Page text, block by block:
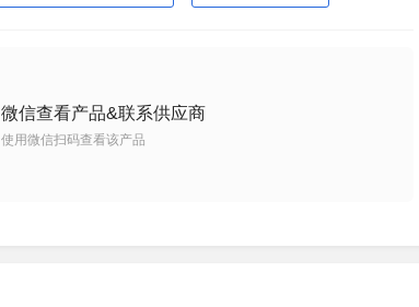
微信查看产品&联系供应商
使用微信扫码查看该产品